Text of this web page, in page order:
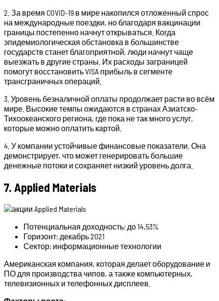
2. За время COVID-19 в мире накопился отложенный спрос
на международные поездки, но благодаря вакцинации
границы постепенно начнут открываться. Когда
эпидемиологическая обстановка в большинстве
государств станет благоприятной, люди начнут чаще
выезжать в другие страны. Их расходы заграницей
помогут восстановить VISA прибыль в сегменте
трансграничных операций.
3. Уровень безналичной оплаты продолжает расти во всём
мире. Высокие темпы ожидаются в странах Азиатско-
Тихоокеанского региона, где пока не так много услуг,
которые можно оплатить картой.
4. У компании устойчивые финансовые показатели. Она
демонстрирует, что может генерировать большие
денежные потоки и сохраняет низкий уровень долга.
7. Applied Materials
Потенциальная доходность: до 14,53%
Горизонт: декабрь 2021
Сектор: информационные технологии
Американская компания, которая делает оборудование и
ПО для производства чипов, а также компьютерных,
телевизионных и телефонных дисплеев.